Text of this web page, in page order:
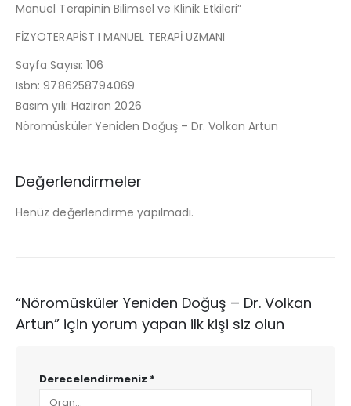
Manuel Terapinin Bilimsel ve Klinik Etkileri”
FİZYOTERAPİST I MANUEL TERAPİ UZMANI
Sayfa Sayısı: 106
Isbn: 9786258794069
Basım yılı: Haziran 2026
Nöromüsküler Yeniden Doğuş – Dr. Volkan Artun
Değerlendirmeler
Henüz değerlendirme yapılmadı.
“Nöromüsküler Yeniden Doğuş – Dr. Volkan
Artun” için yorum yapan ilk kişi siz olun
Derecelendirmeniz *